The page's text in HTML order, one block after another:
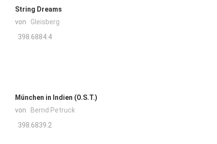
String Dreams
von
Gleisberg
398.6884.4
München in Indien (O.S.T.)
von
Bernd Petruck
398.6839.2